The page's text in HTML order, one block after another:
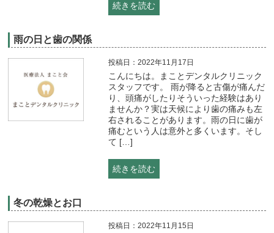
続きを読む
雨の日と歯の関係
投稿日：2022年11月17日
こんにちは。まことデンタルクリニック
スタッフです。 雨が降ると古傷が痛んだ
り、頭痛がしたりそういった経験はあり
ませんか？実は天候により歯の痛みも左
右されることがあります。雨の日に歯が
痛むという人は意外と多くいます。そし
て […]
続きを読む
冬の乾燥とお口
投稿日：2022年11月15日